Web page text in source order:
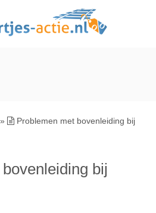
»
Problemen met bovenleiding bij
bij